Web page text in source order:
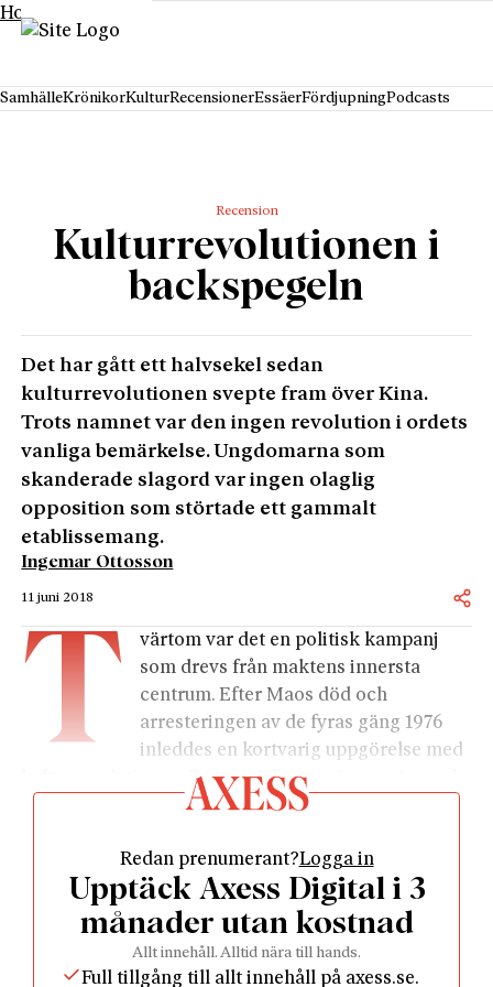
Hoppa till innehåll
SamhälleKrönikorKulturRecensionerEssäerFördjupningPodcasts
Recension
Kulturrevolutionen i
backspegeln
Det har gått ett halvsekel sedan
kulturrevolutionen svepte fram över Kina.
Trots namnet var den ingen revolution i ordets
vanliga bemärkelse. Ungdomarna som
skanderade slagord var ingen olaglig
opposition som störtade ett gammalt
etablissemang.
Ingemar Ottosson
11 juni 2018
T
värtom var det en politisk kampanj
som drevs från maktens innersta
centrum. Efter Maos död och
arresteringen av de fyras gäng 1976
inleddes en kortvarig uppgörelse med
kulturrevolutionen. Denna självprövning avstannade
dock snart när ekonomisk tillväxt sattes främst på
knappt i landets läroböcker – anmärkningsvärt med
tanke på Kinas kritik mot Japan för historielöshet.
Kulturrevolutionen är inte bara ett kapitel i Kinas
moderna historia: Mao hyllades av kinesiska röda
garden, men också av Beatles, radikala europeiska
Redan prenumerant?Logga in
Upptäck Axess Digital i 3
månader utan kostnad
Allt innehåll. Alltid nära till hands.
Full tillgång till allt innehåll på axess.se.